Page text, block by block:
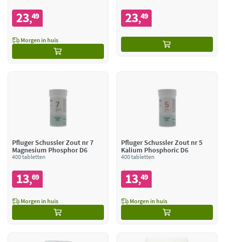
23,49
Morgen in huis
23,49
Pfluger Schussler Zout nr 7
Magnesium Phosphor D6
400 tabletten
13,69
Morgen in huis
Pfluger Schussler Zout nr 5
Kalium Phosphoric D6
400 tabletten
13,49
Morgen in huis